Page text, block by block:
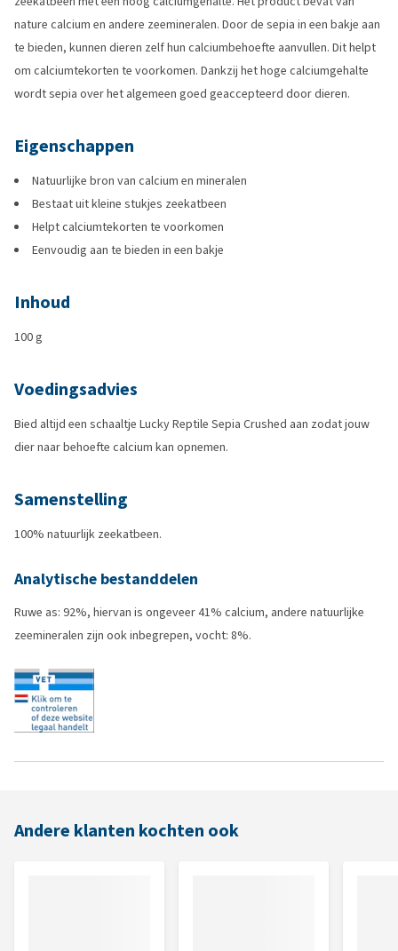
nature calcium en andere zeemineralen. Door de sepia in een bakje aan
te bieden, kunnen dieren zelf hun calciumbehoefte aanvullen. Dit helpt
om calciumtekorten te voorkomen. Dankzij het hoge calciumgehalte
wordt sepia over het algemeen goed geaccepteerd door dieren.
Eigenschappen
Natuurlijke bron van calcium en mineralen
Bestaat uit kleine stukjes zeekatbeen
Helpt calciumtekorten te voorkomen
Eenvoudig aan te bieden in een bakje
Inhoud
100 g
Voedingsadvies
Bied altijd een schaaltje Lucky Reptile Sepia Crushed aan zodat jouw
dier naar behoefte calcium kan opnemen.
Samenstelling
100% natuurlijk zeekatbeen.
Analytische bestanddelen
Ruwe as: 92%, hiervan is ongeveer 41% calcium, andere natuurlijke
zeemineralen zijn ook inbegrepen, vocht: 8%.
Andere klanten kochten ook